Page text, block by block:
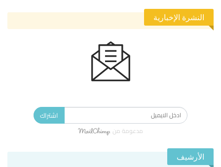
النشرة الإخبارية
اشتراك
مدعومة من
الأرشيف